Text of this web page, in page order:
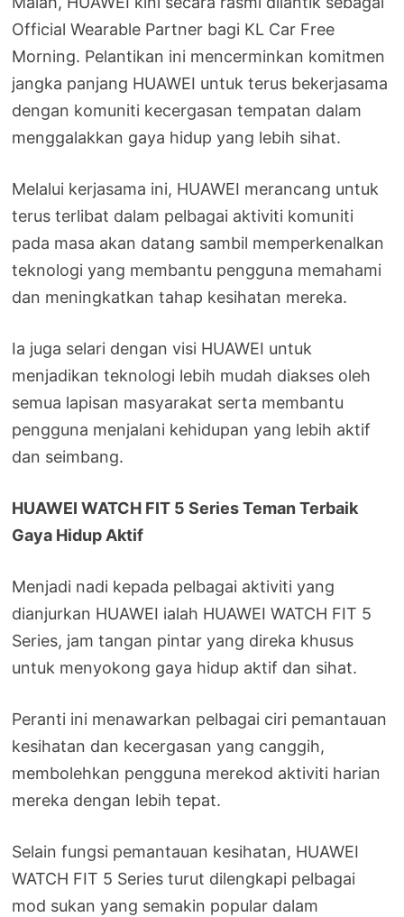
Official Wearable Partner bagi KL Car Free
Morning. Pelantikan ini mencerminkan komitmen
jangka panjang HUAWEI untuk terus bekerjasama
dengan komuniti kecergasan tempatan dalam
menggalakkan gaya hidup yang lebih sihat.
Melalui kerjasama ini, HUAWEI merancang untuk
terus terlibat dalam pelbagai aktiviti komuniti
pada masa akan datang sambil memperkenalkan
teknologi yang membantu pengguna memahami
dan meningkatkan tahap kesihatan mereka.
Ia juga selari dengan visi HUAWEI untuk
menjadikan teknologi lebih mudah diakses oleh
semua lapisan masyarakat serta membantu
pengguna menjalani kehidupan yang lebih aktif
dan seimbang.
HUAWEI WATCH FIT 5 Series Teman Terbaik
Gaya Hidup Aktif
Menjadi nadi kepada pelbagai aktiviti yang
dianjurkan HUAWEI ialah HUAWEI WATCH FIT 5
Series, jam tangan pintar yang direka khusus
untuk menyokong gaya hidup aktif dan sihat.
Peranti ini menawarkan pelbagai ciri pemantauan
kesihatan dan kecergasan yang canggih,
membolehkan pengguna merekod aktiviti harian
mereka dengan lebih tepat.
Selain fungsi pemantauan kesihatan, HUAWEI
WATCH FIT 5 Series turut dilengkapi pelbagai
mod sukan yang semakin popular dalam